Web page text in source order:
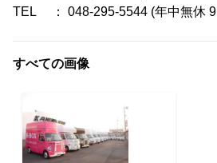
TEL ： 048-295-5544 (年中無休
すべての画像